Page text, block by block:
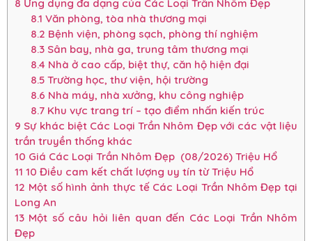
8 Ứng dụng đa dạng của Các Loại Trần Nhôm Đẹp
8.1 Văn phòng, tòa nhà thương mại
8.2 Bệnh viện, phòng sạch, phòng thí nghiệm
8.3Sân bay, nhà ga, trung tâm thương mại
8.4 Nhà ở cao cấp, biệt thự, căn hộ hiện đại
8.5Trường học, thư viện, hội trường
8.6 Nhà máy, nhà xưởng, khu công nghiệp
8.7Khu vực trang trí – tạo điểm nhấn kiến trúc
9 Sự khác biệt Các Loại Trần Nhôm Đẹp với các vật liệu
trần truyền thống khác
10 Giá Các Loại Trần Nhôm Đẹp (08/2026) Triệu Hổ
11 10 Điều cam kết chất lượng uy tín từ Triệu Hổ
12 Một số hình ảnh thực tế Các Loại Trần Nhôm Đẹp tại
Long An
13 Một số câu hỏi liên quan đến Các Loại Trần Nhôm
Đẹp